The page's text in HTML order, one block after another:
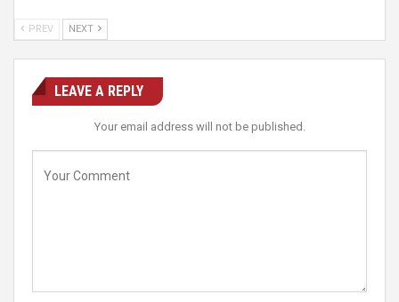
PREV NEXT
LEAVE A REPLY
Your email address will not be published.